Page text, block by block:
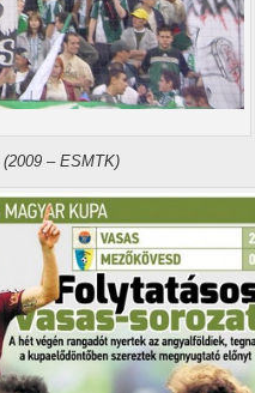
(2009 – ESMTK)